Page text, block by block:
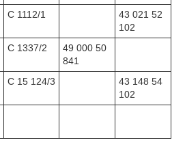
C 1112/1
43 021 52
102
C 1337/2
49 000 50
841
C 15 124/3
43 148 54
102